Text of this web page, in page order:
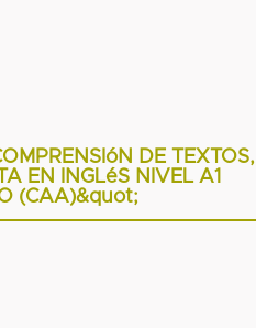
DE TEXTOS,
EN INGLéS NIVEL A1
(CAA)&quot;